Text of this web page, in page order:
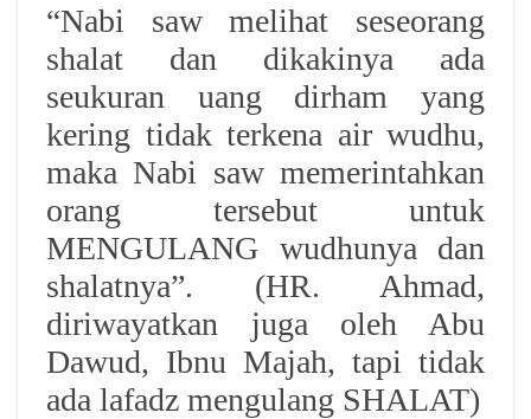
“Nabi saw melihat seseorang
shalat dan dikakinya ada
seukuran uang dirham yang
kering tidak terkena air wudhu,
maka Nabi saw memerintahkan
orang tersebut untuk
MENGULANG wudhunya dan
shalatnya”. (HR. Ahmad,
diriwayatkan juga oleh Abu
Dawud, Ibnu Majah, tapi tidak
ada lafadz mengulang SHALAT)